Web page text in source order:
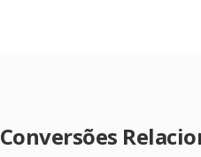
Conversões